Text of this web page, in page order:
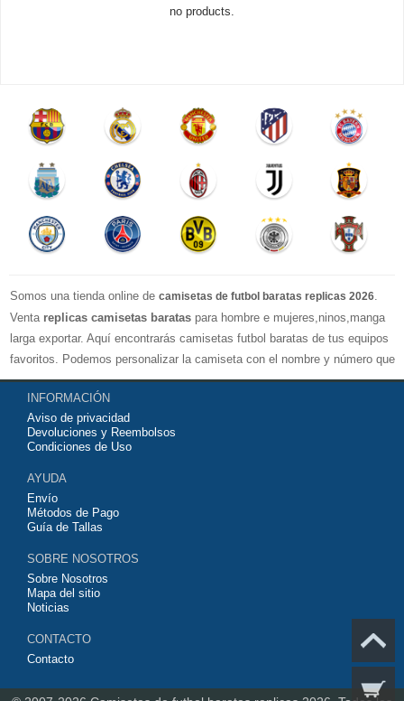
no products.
Somos una tienda online de camisetas de futbol baratas replicas 2026.
Venta replicas camisetas baratas para hombre e mujeres,ninos,manga
larga exportar. Aquí encontrarás camisetas futbol baratas de tus equipos
favoritos. Podemos personalizar la camiseta con el nombre y número que
quieras. Nuestrascamisetas de futbol replicasson de máxima calidad
tailandesa por lo que estamos convencidos que quedarás muy satisfecho
con ella. Estas camisetas tienen un tejido transpirable por lo que te
servirán para jugar al fútbol o simplemente para animar a tu equipo
contáctanos y haremos lo posible para conseguirtela lo más barata
posible.
INFORMACIÓN
Aviso de privacidad
Devoluciones y Reembolsos
Condiciones de Uso
AYUDA
Envío
Métodos de Pago
Guía de Tallas
SOBRE NOSOTROS
Sobre Nosotros
Mapa del sitio
Noticias
CONTACTO
Contacto